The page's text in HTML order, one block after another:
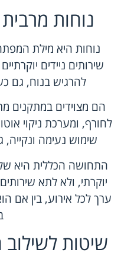
נוחות
נוחות היא מילת
שירותים ניידים
להרגיש בנוח, גם
הם מצוידים במתקנים
לחורף, ומערכת ניקוי
שימוש נעימה
התחושה הכללית היא
יוקרתי, ולא לתא
ערך לכל אירוע, בין אם
שיטות